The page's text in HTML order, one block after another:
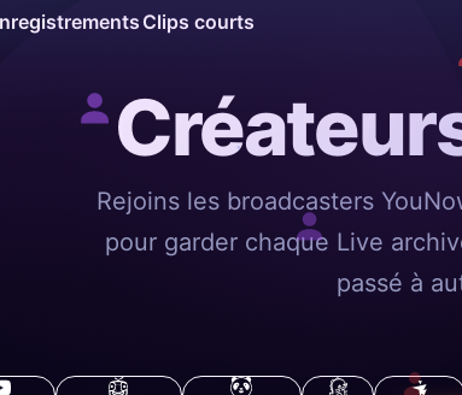
Clips courts
Rejoins les broadcasters
pour garder chaque Live
passé à